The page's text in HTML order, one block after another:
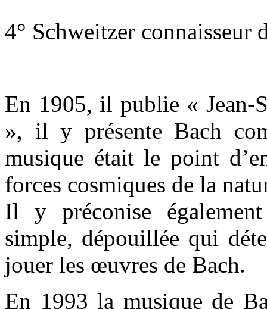
4° Schweitzer connaisseur
En 1905, il publie « Jean-
», il y présente Bach
musique était le point
forces cosmiques de la
Il y préconise
simple, dépouillée qui
jouer les œuvres de Bach.
En 1993 la musique de